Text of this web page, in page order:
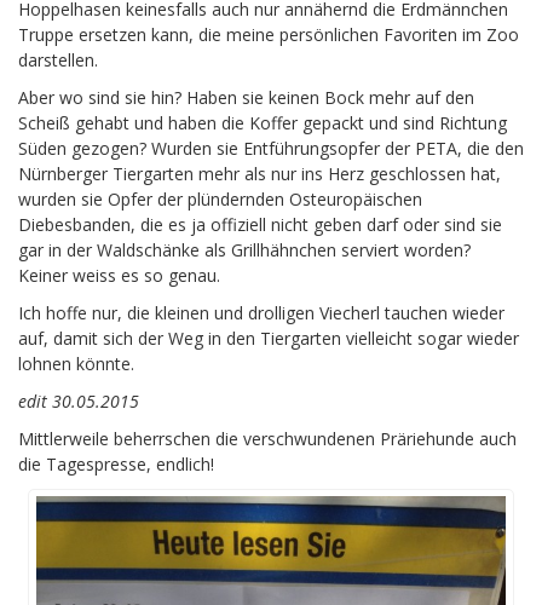
Hoppelhasen keinesfalls auch nur annähernd die Erdmännchen
Truppe ersetzen kann, die meine persönlichen Favoriten im Zoo
darstellen.
Aber wo sind sie hin? Haben sie keinen Bock mehr auf den
Scheiß gehabt und haben die Koffer gepackt und sind Richtung
Süden gezogen? Wurden sie Entführungsopfer der PETA, die den
Nürnberger Tiergarten mehr als nur ins Herz geschlossen hat,
wurden sie Opfer der plündernden Osteuropäischen
Diebesbanden, die es ja offiziell nicht geben darf oder sind sie
gar in der Waldschänke als Grillhähnchen serviert worden?
Keiner weiss es so genau.
Ich hoffe nur, die kleinen und drolligen Viecherl tauchen wieder
auf, damit sich der Weg in den Tiergarten vielleicht sogar wieder
lohnen könnte.
edit 30.05.2015
Mittlerweile beherrschen die verschwundenen Präriehunde auch
die Tagespresse, endlich!